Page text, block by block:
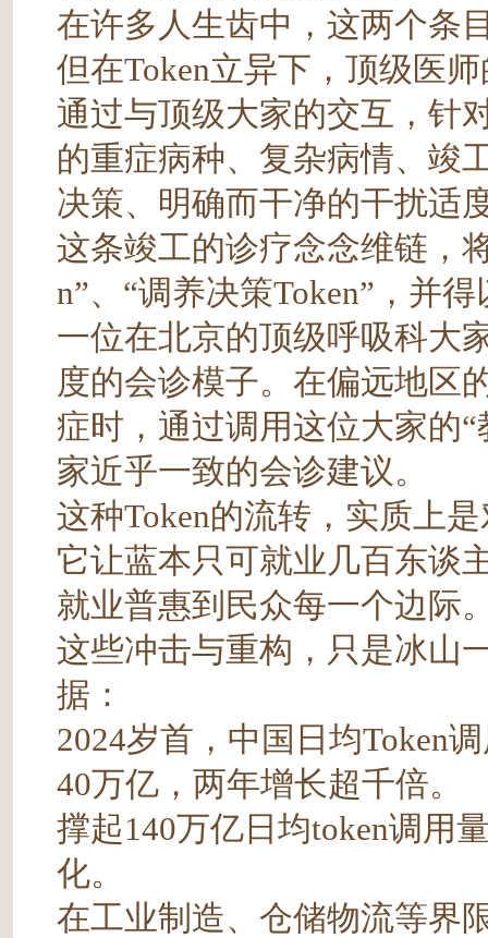
在许多人生齿中，这两个条
但在Token立异下，顶级医
通过与顶级大家的交互，针
的重症病种、复杂病情、竣
决策、明确而干净的干扰适
这条竣工的诊疗念念维链，
n”、“调养决策Token”，并
一位在北京的顶级呼吸科大
度的会诊模子。在偏远地区
症时，通过调用这位大家的
家近乎一致的会诊建议。
这种Token的流转，实质上
它让蓝本只可就业几百东谈
就业普惠到民众每一个边际
这些冲击与重构，只是冰山
据：
2024岁首，中国日均Token
40万亿，两年增长超千倍。
撑起140万亿日均token调用
化。
在工业制造、仓储物流等界